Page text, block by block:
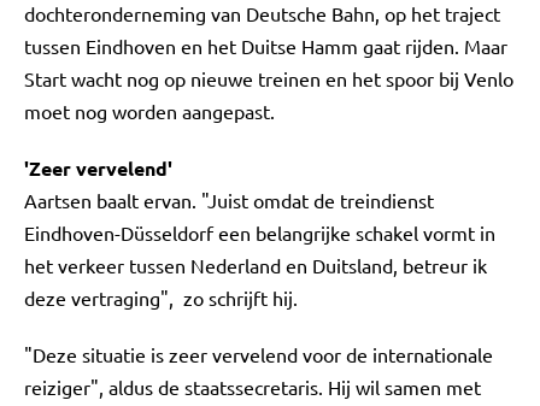
dochteronderneming van Deutsche Bahn, op het traject
tussen Eindhoven en het Duitse Hamm gaat rijden. Maar
Start wacht nog op nieuwe treinen en het spoor bij Venlo
moet nog worden aangepast.
'Zeer vervelend'
Aartsen baalt ervan. "Juist omdat de treindienst
Eindhoven-Düsseldorf een belangrijke schakel vormt in
het verkeer tussen Nederland en Duitsland, betreur ik
deze vertraging", zo schrijft hij.
"Deze situatie is zeer vervelend voor de internationale
reiziger", aldus de staatssecretaris. Hij wil samen met